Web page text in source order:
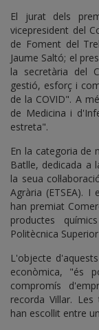
El jurat dels
vicepresident del
de Foment del
Jaume Saltó; el
la secretària del
gestió, esforç i
de la COVID". A
de Medicina i
estreta".
En la categoria de
Batlle, dedicada a
la seua
Agrària (ETSEA).
han premiat
productes
Politècnica
L'objecte
econòmica, "és
compromís
recorda Villar.
han escollit entre